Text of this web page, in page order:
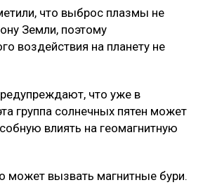
что выброс плазмы не
Земли, поэтому
воздействия на планету не
что уже в
группа солнечных пятен может
влиять на геомагнитную
может вызвать магнитные бури.